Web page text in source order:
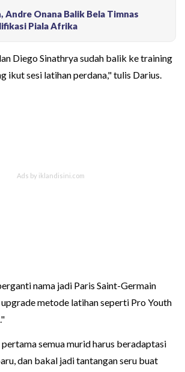
Andre Onana Balik Bela Timnas
Piala Afrika
Diego Sinathrya sudah balik ke training
ikut sesi latihan perdana," tulis Darius.
nama jadi Paris Saint-Germain
metode latihan seperti Pro Youth
semua murid harus beradaptasi
dan bakal jadi tantangan seru buat